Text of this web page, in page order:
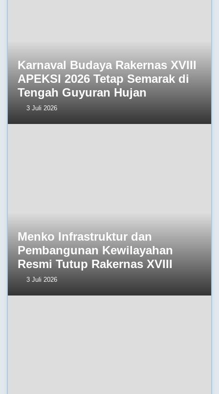
Karnaval Budaya Rakernas XVIII
APEKSI 2026 Tetap Semarak di
Tengah Guyuran Hujan
3 Juli 2026
Menko Infrastruktur dan
Pembangunan Kewilayahan
Resmi Tutup Rakernas XVIII
3 Juli 2026